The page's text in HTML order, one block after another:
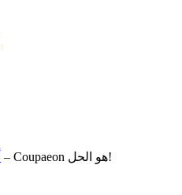
هل تود الحصول على خصومات طوال العام؟ كوبايون – Coupaeon هو الحل!